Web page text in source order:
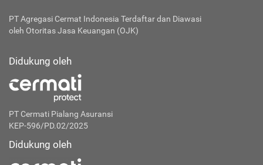
PT Agregasi Cermat Indonesia Terdaftar dan Diawasi
oleh Otoritas Jasa Keuangan (OJK)
Didukung oleh
PT Cermati Pialang Asuransi
KEP-596/PD.02/2025
Didukung oleh